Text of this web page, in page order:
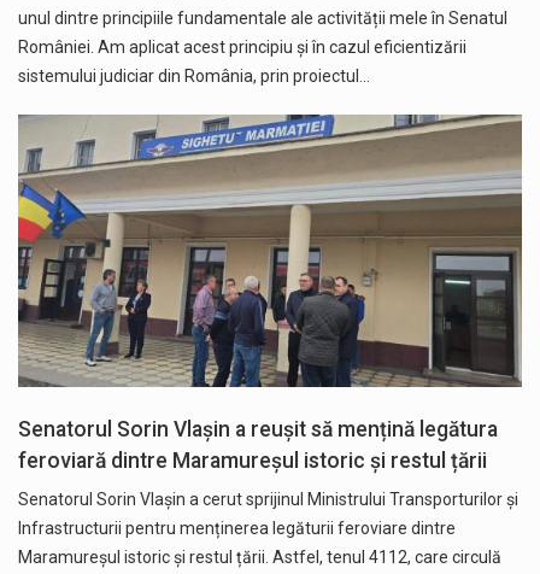
unul dintre principiile fundamentale ale activității mele în Senatul
României. Am aplicat acest principiu și în cazul eficientizării
sistemului judiciar din România, prin proiectul…
Senatorul Sorin Vlașin a reușit să mențină legătura
feroviară dintre Maramureșul istoric și restul țării
Senatorul Sorin Vlașin a cerut sprijinul Ministrului Transporturilor și
Infrastructurii pentru menținerea legăturii feroviare dintre
Maramureșul istoric și restul țării. Astfel, tenul 4112, care circulă